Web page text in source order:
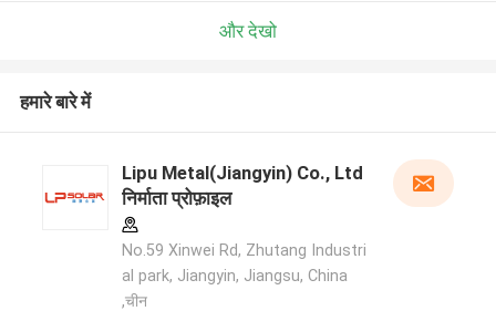
और देखो
हमारे बारे में
Lipu Metal(Jiangyin) Co., Ltd
निर्माता प्रोफ़ाइल
No.59 Xinwei Rd, Zhutang Industri
al park, Jiangyin, Jiangsu, China
,चीन